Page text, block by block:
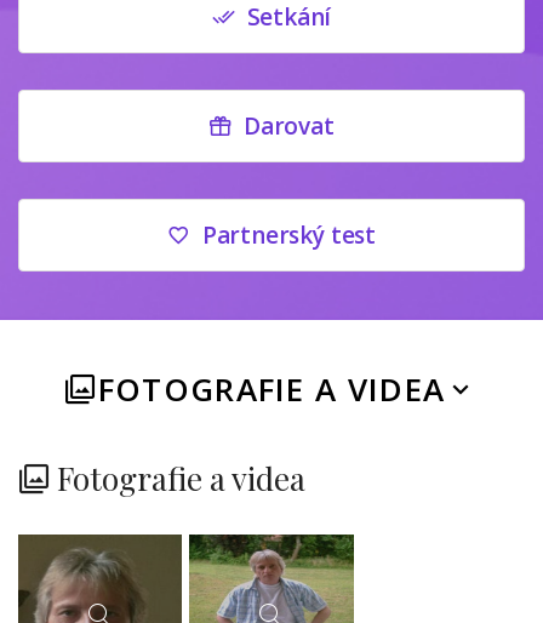
Setkání
Darovat
Partnerský test
FOTOGRAFIE A VIDEA
Fotografie a videa